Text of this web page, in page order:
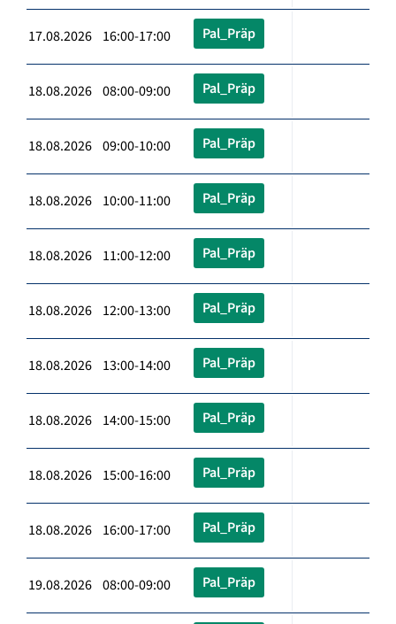
17.08.2026 16:00-17:00 Pal_Präp
18.08.2026 08:00-09:00 Pal_Präp
18.08.2026 09:00-10:00 Pal_Präp
18.08.2026 10:00-11:00 Pal_Präp
18.08.2026 11:00-12:00 Pal_Präp
18.08.2026 12:00-13:00 Pal_Präp
18.08.2026 13:00-14:00 Pal_Präp
18.08.2026 14:00-15:00 Pal_Präp
18.08.2026 15:00-16:00 Pal_Präp
18.08.2026 16:00-17:00 Pal_Präp
19.08.2026 08:00-09:00 Pal_Präp